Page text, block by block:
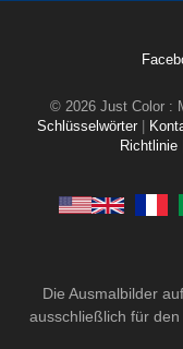
© 2026 Just Color :
Schlüsselwörter
Richtlinie
Die Ausmalbilder
ausschließlich für